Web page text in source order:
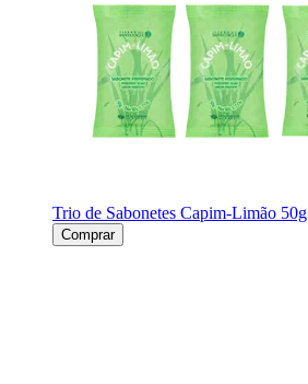
Trio de Sabonetes Capim-Limão 50g
Comprar